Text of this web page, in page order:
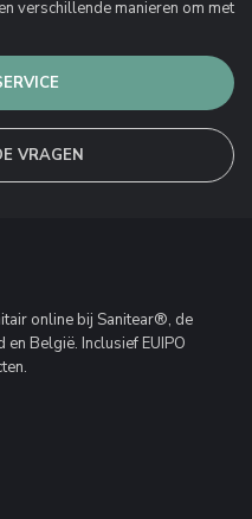
verschillende manieren om met
VRAGEN
online bij Sanitear®, de
België. Inclusief EUIPO